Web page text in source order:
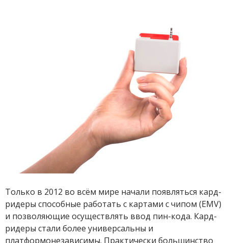
Только в 2012 во всём мире начали появляться кард-
ридеры способные работать с картами с чипом (EMV)
и позволяющие осуществлять ввод пин-кода. Кард-
ридеры стали более универсальны и
платформонезависимы. Практически большинство